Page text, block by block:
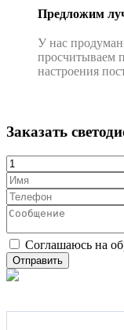
Предложим
У нас
просчитываем
настроения
Заказать
Соглашаюсь на